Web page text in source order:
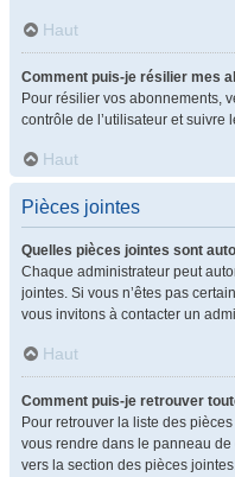
Haut
Comment puis-je résilier mes
Pour résilier vos abonnements,
contrôle de l’utilisateur et suivre
Haut
Pièces jointes
Quelles pièces jointes sont
Chaque administrateur peut
jointes. Si vous n’êtes pas
vous invitons à contacter un
Haut
Comment puis-je retrouver
Pour retrouver la liste des
vous rendre dans le panneau
vers la section des pièces